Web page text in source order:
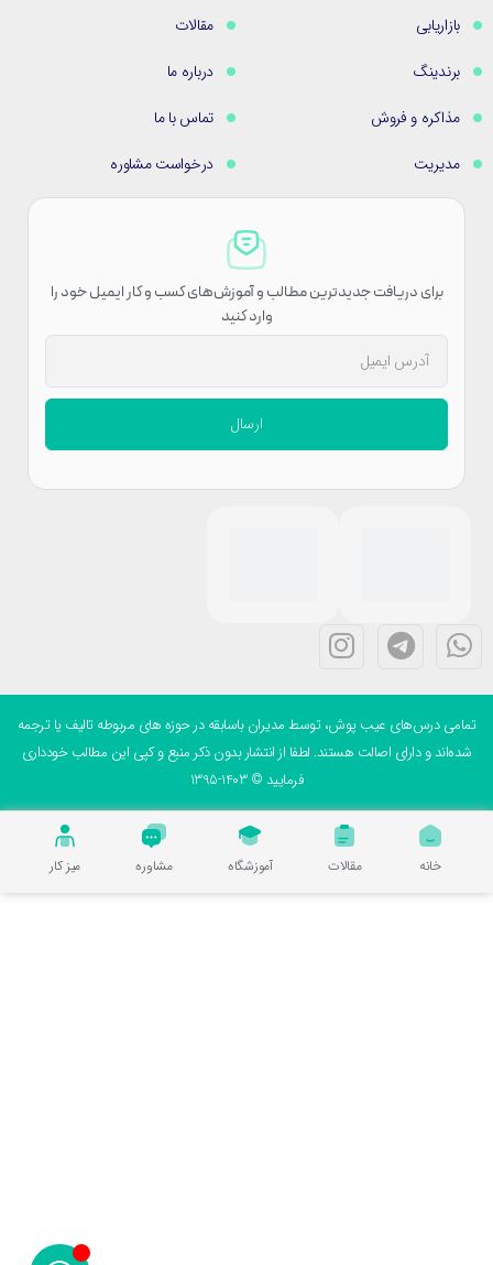
بازاریابی
برندینگ
مذاکره و فروش
مدیریت
مقالات
درباره ما
تماس با ما
درخواست مشاوره
برای دریافت جدیدترین مطالب و آموزش‌های کسب و کار ایمیل خود را
وارد کنید
ارسال
درس‌های عیب پوش، توسط مدیران باسابقه در حوزه های مربوطه تالیف یا ترجمه
و دارای اصالت هستند. لطفا از انتشار بدون ذکر منبع و کپی این مطالب خودداری
فرمایید © 1403-1395
مقالات آموزشگاه مشاوره